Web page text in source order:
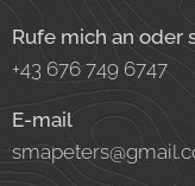
Rufe mich an oder
+43 676 749 6747
E-mail